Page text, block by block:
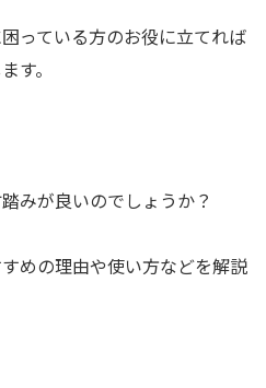
っている方のお役に立てれば
す。
みが良いのでしょうか？
めの理由や使い方などを解説